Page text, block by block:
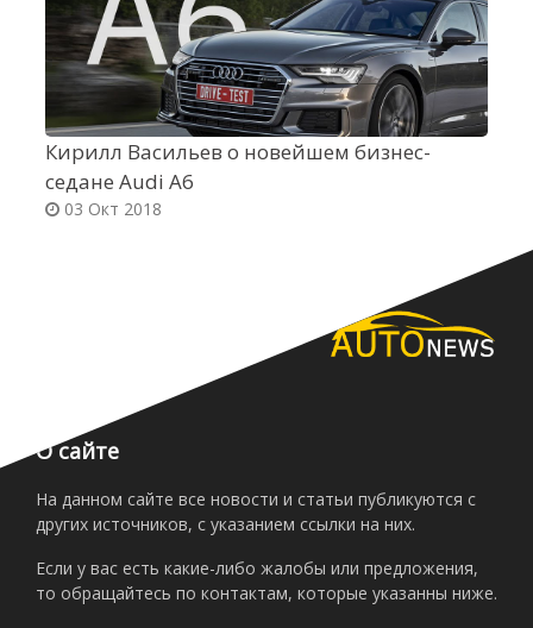
Кирилл Васильев о новейшем бизнес-
седане Audi A6
03 Окт 2018
О сайте
На данном сайте все новости и статьи публикуются с
других источников, с указанием ссылки на них.
Если у вас есть какие-либо жалобы или предложения,
то обращайтесь по контактам, которые указанны ниже.